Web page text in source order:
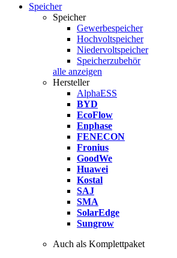
Speicher
Speicher
Gewerbespeicher
Hochvoltspeicher
Niedervoltspeicher
Speicherzubehör
alle anzeigen
Hersteller
AlphaESS
BYD
EcoFlow
Enphase
FENECON
Fronius
GoodWe
Huawei
Kostal
SAJ
SMA
SolarEdge
Sungrow
Auch als Komplettpaket